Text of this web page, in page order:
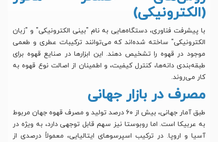
(الکترونیکی)
با پیشرفت فناوری، دستگاه‌هایی به نام "بینی الکترونیکی" و "زبان
الکترونیکی" ساخته شده‌اند که می‌توانند ترکیبات عطری و طعمی
موجود در قهوه را تشخیص دهند. این ابزارها در صنایع قهوه برای
طبقه‌بندی دانه‌ها، کنترل کیفیت، و اطمینان از اصالت نوع قهوه به
کار می‌روند.
مصرف در بازار جهانی
طبق آمار جهانی، بیش از ۶۰ درصد تولید و مصرف قهوه جهان مربوط
به عربیکا است. اما روبوستا نیز سهم قابل توجهی دارد، به ویژه در
آسیا و اروپا. در ترکیب اسپرسوهای ایتالیایی، معمولاً درصدی از